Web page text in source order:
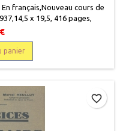
français,Nouveau cours de
x 19,5, 416 pages,
verte. Plats imprimés.
en bas de page.
panier
favorite_border